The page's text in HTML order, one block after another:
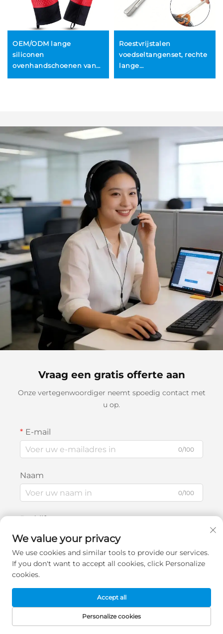
OEM/ODM lange
siliconen
ovenhandschoenen van
voedselkwaliteit,
Roestvrijstalen
voedseltangenset, rechte
lange
keukenvoedseltangens,
Vraag een gratis offerte aan
Onze vertegenwoordiger neemt spoedig contact met
u op.
E-mail
0/100
Naam
0/100
Bedrijfsnaam
Bericht
We value your privacy
We use cookies and similar tools to provide our services.
If you don't want to accept all cookies, click Personalize
cookies.
Personalize cookies
Accept all